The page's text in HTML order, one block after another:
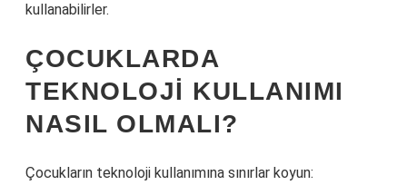
kullanabilirler.
ÇOCUKLARDA
TEKNOLOJI KULLANIMI
NASIL OLMALI?
Çocukların teknoloji kullanımına sınırlar koyun: